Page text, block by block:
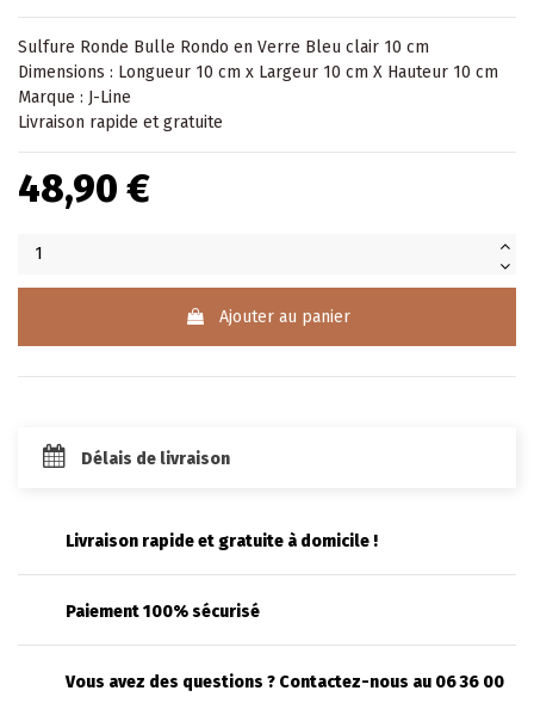
Sulfure Ronde Bulle Rondo en Verre Bleu clair 10 cm
Dimensions : Longueur 10 cm x Largeur 10 cm X Hauteur 10 cm
Marque : J-Line
Livraison rapide et gratuite
48,90 €
Ajouter au panier
Délais de livraison
Livraison rapide et gratuite à domicile !
Paiement 100% sécurisé
Vous avez des questions ? Contactez-nous au 06 36 00